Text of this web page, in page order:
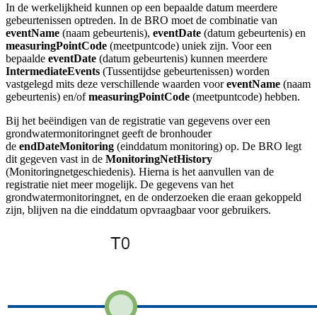
In de werkelijkheid kunnen op een bepaalde datum meerdere
gebeurtenissen optreden. In de BRO moet de combinatie van
eventName (naam gebeurtenis), eventDate (datum gebeurtenis) en
measuringPointCode (meetpuntcode) uniek zijn. Voor een
bepaalde eventDate (datum gebeurtenis) kunnen meerdere
IntermediateEvents (Tussentijdse gebeurtenissen) worden
vastgelegd mits deze verschillende waarden vooreventName (naam
gebeurtenis) en/ofmeasuringPointCode (meetpuntcode) hebben.
Bij het beëindigen van de registratie van gegevens over een
grondwatermonitoringnet geeft de bronhouder
de endDateMonitoring (einddatum monitoring) op. De BRO legt
dit gegeven vast in de MonitoringNetHistory
(Monitoringnetgeschiedenis). Hierna is het aanvullen van de
registratie niet meer mogelijk. De gegevens van het
grondwatermonitoringnet, en de onderzoeken die eraan gekoppeld
zijn, blijven na die einddatum opvraagbaar voor gebruikers.